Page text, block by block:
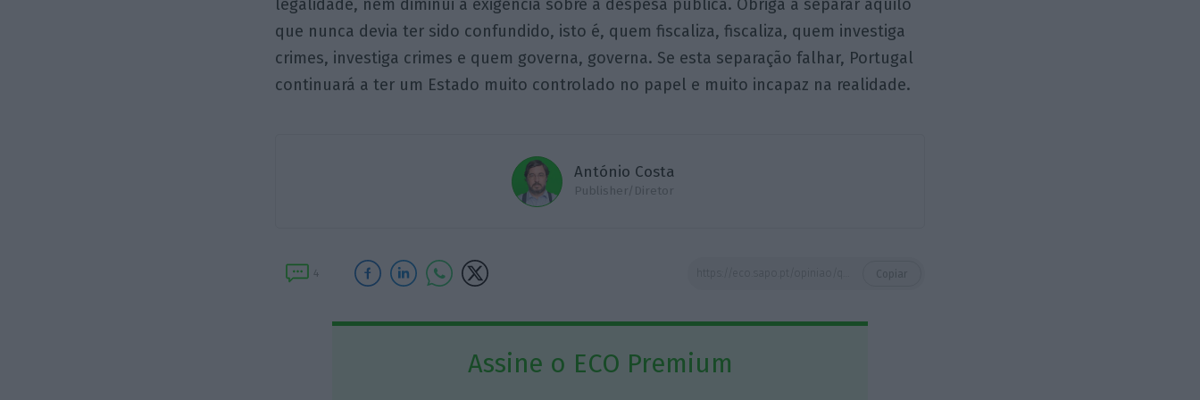
legalidade, nem diminui a exigência sobre a despesa pública. Obriga a separar aquilo
que nunca devia ter sido confundido, isto é, quem fiscaliza, fiscaliza, quem investiga
crimes, investiga crimes e quem governa, governa. Se esta separação falhar, Portugal
continuará a ter um Estado muito controlado no papel e muito incapaz na realidade.
António Costa
Publisher/Diretor
4
Assine o ECO Premium